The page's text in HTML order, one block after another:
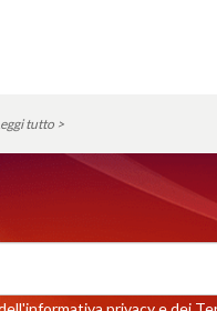
tutto >